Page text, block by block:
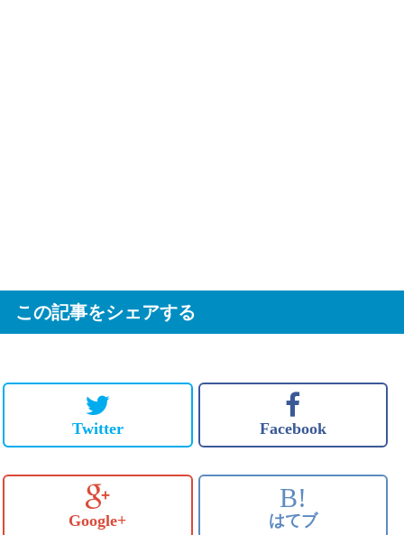
この記事をシェアする
Twitter Facebook
Google+
B!
はてブ